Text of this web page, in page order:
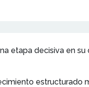
etapa decisiva en
estructurado